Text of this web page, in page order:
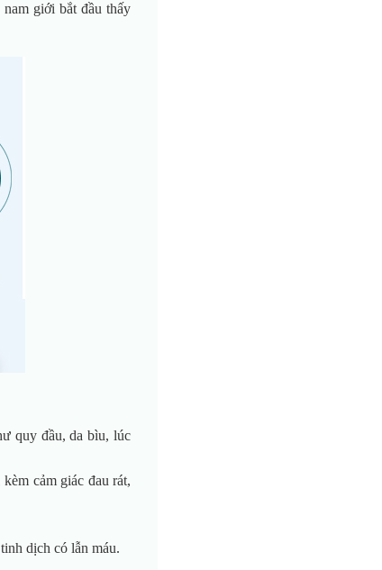
giới bắt đầu thấy
quy đầu, da bìu, lúc
cảm giác đau rát,
dịch có lẫn máu.